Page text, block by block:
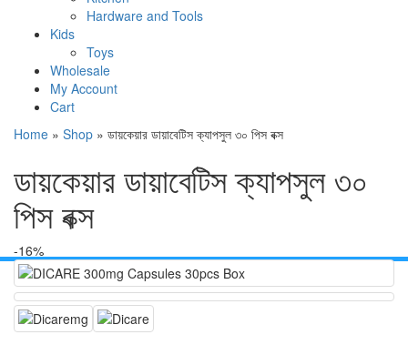
Hardware and Tools
Kids
Toys
Wholesale
My Account
Cart
Home » Shop » ডায়কেয়ার ডায়াবেটিস ক্যাপসুল ৩০ পিস বক্স
ডায়কেয়ার ডায়াবেটিস ক্যাপসুল ৩০
পিস বক্স
-16%